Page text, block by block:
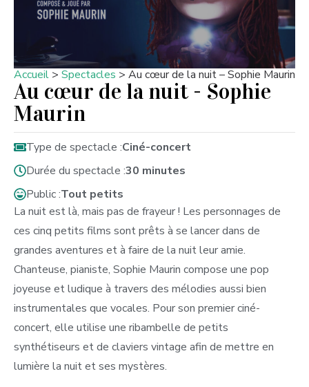
Accueil > Spectacles > Au cœur de la nuit – Sophie Maurin
Au cœur de la nuit - Sophie
Maurin
Type de spectacle :Ciné-concert
Durée du spectacle :30 minutes
Public :Tout petits
La nuit est là, mais pas de frayeur ! Les personnages de
ces cinq petits films sont prêts à se lancer dans de
grandes aventures et à faire de la nuit leur amie.
Chanteuse, pianiste, Sophie Maurin compose une pop
joyeuse et ludique à travers des mélodies aussi bien
instrumentales que vocales. Pour son premier ciné-
concert, elle utilise une ribambelle de petits
synthétiseurs et de claviers vintage afin de mettre en
lumière la nuit et ses mystères.